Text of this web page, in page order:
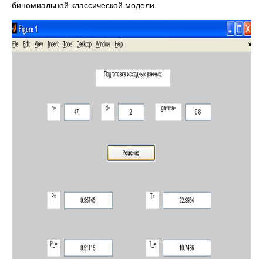
биномиальной классической модели.